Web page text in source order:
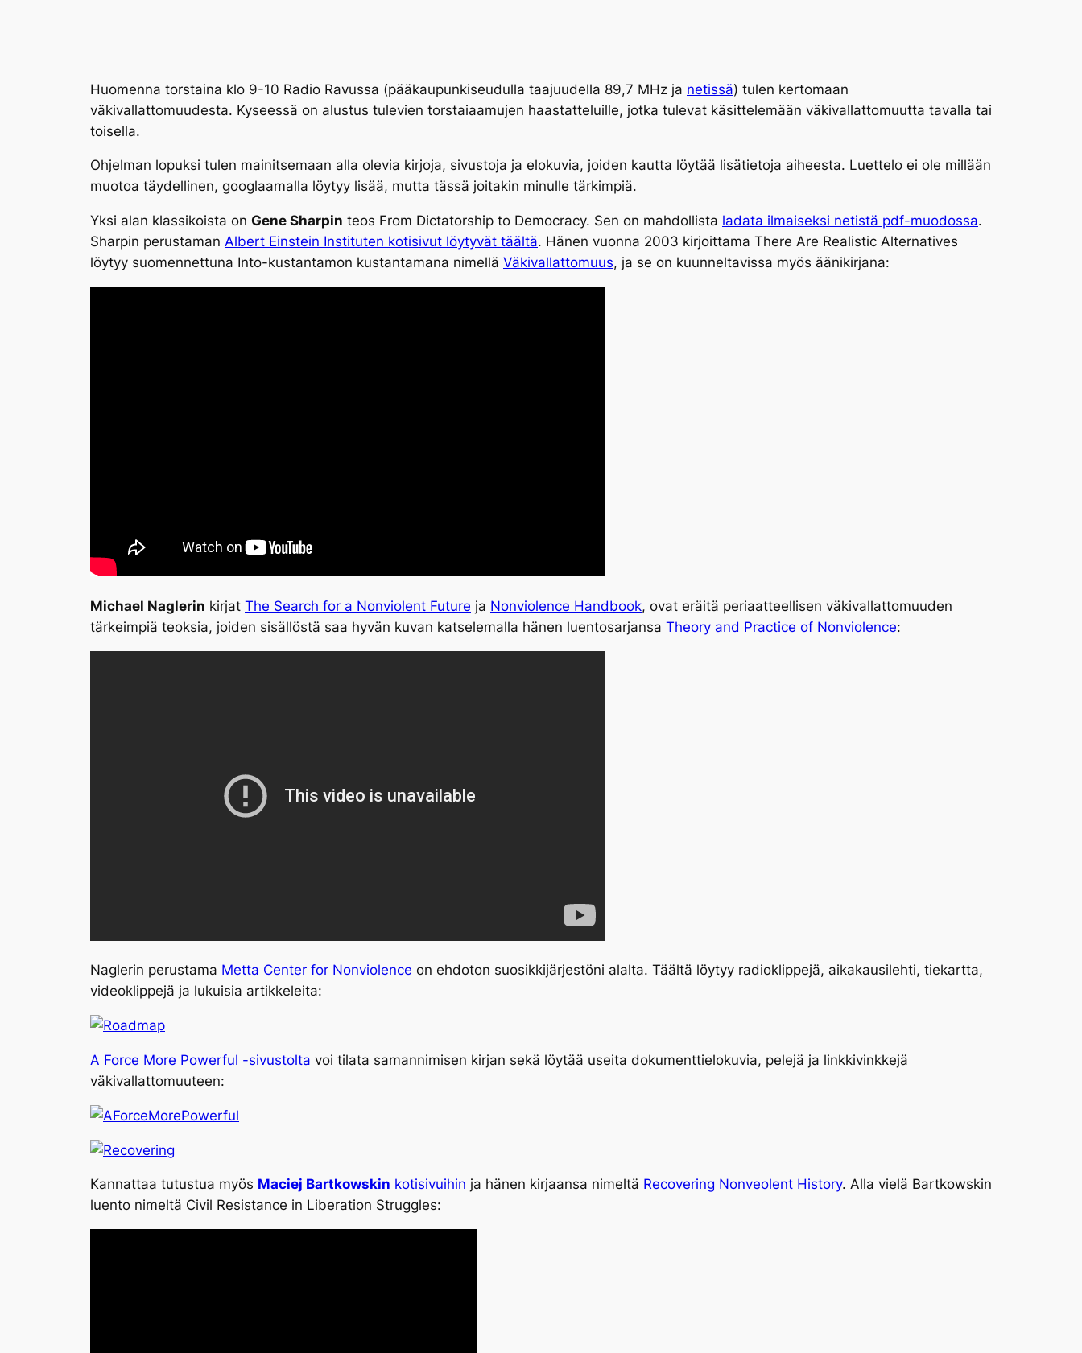
Huomenna torstaina klo 9-10 Radio Ravussa (pääkaupunkiseudulla taajuudella 89,7 MHz ja netissä) tulen kertomaan
väkivallattomuudesta. Kyseessä on alustus tulevien torstaiaamujen haastatteluille, jotka tulevat käsittelemään väkivallattomuutta tavalla tai
toisella.
Ohjelman lopuksi tulen mainitsemaan alla olevia kirjoja, sivustoja ja elokuvia, joiden kautta löytää lisätietoja aiheesta. Luettelo ei ole millään
muotoa täydellinen, googlaamalla löytyy lisää, mutta tässä joitakin minulle tärkimpiä.
Yksi alan klassikoista on Gene Sharpin teos From Dictatorship to Democracy. Sen on mahdollista ladata ilmaiseksi netistä pdf-muodossa.
Sharpin perustaman Albert Einstein Instituten kotisivut löytyvät täältä. Hänen vuonna 2003 kirjoittama There Are Realistic Alternatives
löytyy suomennettuna Into-kustantamon kustantamana nimellä Väkivallattomuus, ja se on kuunneltavissa myös äänikirjana:
Michael Naglerin kirjat The Search for a Nonviolent Future ja Nonviolence Handbook, ovat eräitä periaatteellisen väkivallattomuuden
tärkeimpiä teoksia, joiden sisällöstä saa hyvän kuvan katselemalla hänen luentosarjansa Theory and Practice of Nonviolence:
Naglerin perustama Metta Center for Nonviolence on ehdoton suosikkijärjestöni alalta. Täältä löytyy radioklippejä, aikakausilehti, tiekartta,
videoklippejä ja lukuisia artikkeleita:
A Force More Powerful -sivustolta voi tilata samannimisen kirjan sekä löytää useita dokumenttielokuvia, pelejä ja linkkivinkkejä
väkivallattomuuteen:
Kannattaa tutustua myös Maciej Bartkowskin kotisivuihin ja hänen kirjaansa nimeltä Recovering Nonveolent History. Alla vielä Bartkowskin
luento nimeltä Civil Resistance in Liberation Struggles: